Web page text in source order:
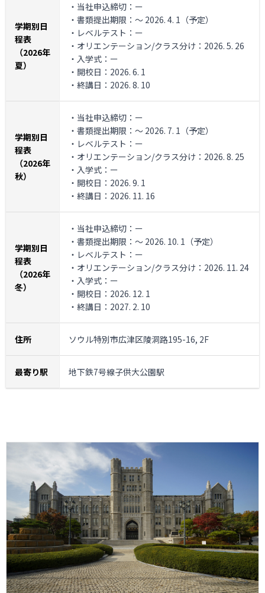
学期別日
程表
（2026年
夏）
・当社申込締切：ー
・書類提出期限：～ 2026. 4. 1（予定）
・レベルテスト：ー
・オリエンテーション/クラス分け：2026. 5. 26
・入学式：ー
・開校日：2026. 6. 1
・終講日：2026. 8. 10
学期別日
程表
（2026年
秋）
・当社申込締切：ー
・書類提出期限：～ 2026. 7. 1（予定）
・レベルテスト：ー
・オリエンテーション/クラス分け：2026. 8. 25
・入学式：ー
・開校日：2026. 9. 1
・終講日：2026. 11. 16
学期別日
程表
（2026年
冬）
・当社申込締切：ー
・書類提出期限：～ 2026. 10. 1（予定）
・レベルテスト：ー
・オリエンテーション/クラス分け：2026. 11. 24
・入学式：ー
・開校日：2026. 12. 1
・終講日：2027. 2. 10
住所 ソウル特別市広津区陵洞路195-16, 2F
最寄り駅 地下鉄7号線子供大公園駅